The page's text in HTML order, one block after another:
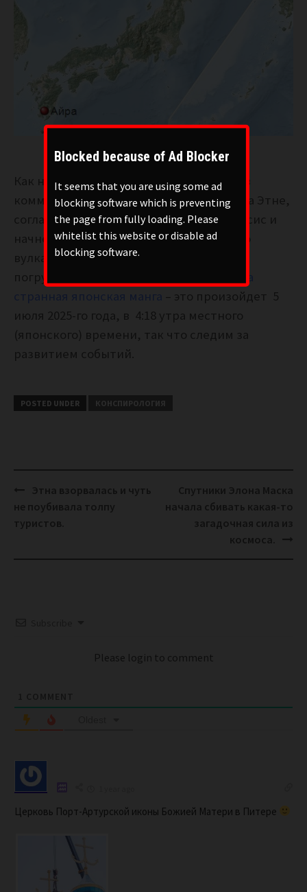
Как напомнили многие наши читатели в
комментариях ко вчерашнему взрыву на Этне,
согласно Эдгару Кэйси с Этны Апокалипсис и
начнется. Сначала Этна, потом какой-то
вулкан в Японии, потом Япония вообще
погрузится в море. Как утверждает
одна
странная японская манга – это произойдет 5
июля 2025-го года, в 4:18 утра местного
(японского) времени, так что следим за
развитием событий.
POSTED UNDER КОНСПИРОЛОГИЯ
Post
Please login to comment
Церковь Порт-Артурской иконы Божией Матери в Питере
Blocked because of Ad Blocker
It seems that you are using some ad
blocking software which is preventing
the page from fully loading. Please
whitelist this website or disable ad
blocking software.